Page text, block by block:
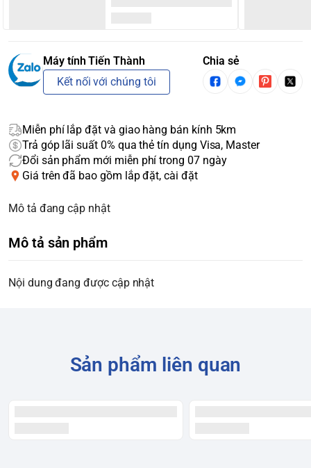
Máy tính Tiến Thành
Kết nối với chúng tôi
Chia sẻ
Miễn phí lắp đặt và giao hàng bán kính 5km
Trả góp lãi suất 0% qua thẻ tín dụng Visa, Master
Đổi sản phẩm mới miễn phí trong 07 ngày
Giá trên đã bao gồm lắp đặt, cài đặt
Mô tả đang cập nhật
Mô tả sản phẩm
Nội dung đang được cập nhật
Sản phẩm liên quan